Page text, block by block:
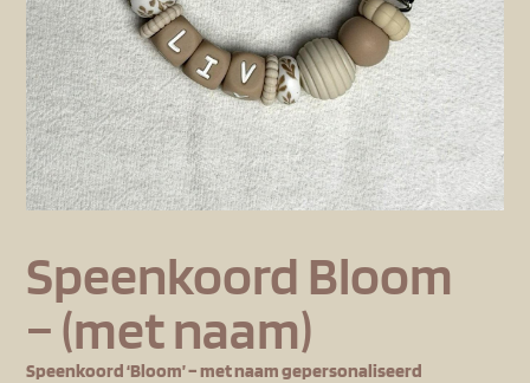
Speenkoord Bloom
– (met naam)
Speenkoord ‘Bloom’ – met naam gepersonaliseerd